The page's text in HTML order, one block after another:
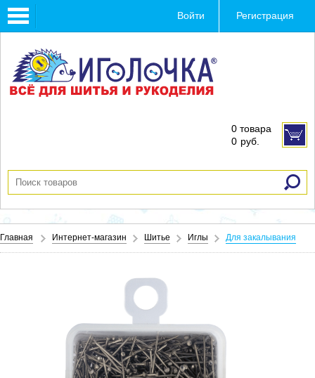
Toggle
navigation
Войти Регистрация
0 товара
0 руб.
Главная Интернет-магазин Шитье Иглы Для закалывания